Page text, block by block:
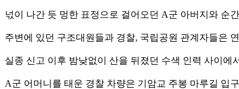
넋이 나간 듯 멍한 표정으로 걸어오던 A군 아버지와 순
주변에 있던 구조대원들과 경찰, 국립공원 관계자들은
실종 신고 이후 밤낮없이 산을 뒤졌던 수색 인력 사이
A군 어머니를 태운 경찰 차량은 기암교 주봉 마루길 입